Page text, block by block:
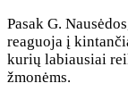
Pasak G.
reaguoja į
kurių labiausiai
žmonėms.